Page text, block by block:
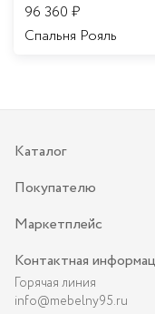
96 360 ₽
Спальня Рояль
Каталог
Покупателю
Маркетплейс
Контактная
Горячая линия
info@mebelny95.ru